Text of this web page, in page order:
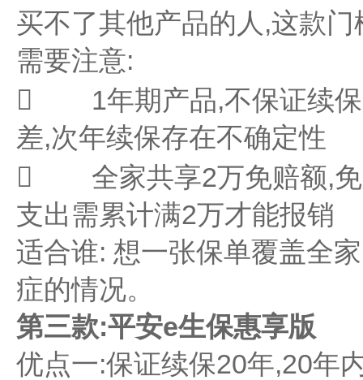
买不了其他产品的人,这款门
需要注意:
 1年期产品,不保证续保
差,次年续保存在不确定性
 全家共享2万免赔额,免
支出需累计满2万才能报销
适合谁: 想一张保单覆盖全
症的情况。
第三款:平安e生保惠享版
优点一:保证续保20年,20年